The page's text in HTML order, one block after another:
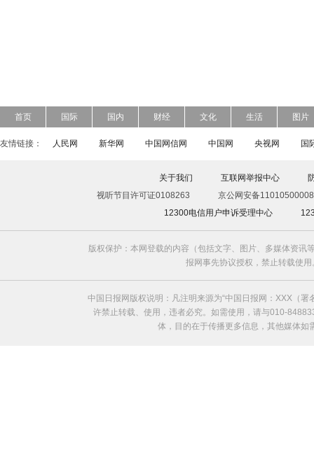
首页 国际 国内 财经 文化 生活 图片
友情链接： 人民网 新华网 中国网信网 中国网 央视网 国
关于我们 互联网举报中心
视听节目许可证0108263
京公网安备
12300电信用户申诉受理中心
版权保护：本网登载的内容（包括文字、图片、多媒体资
报网事先协议授权，禁止转载使
中国日报网版权说明：凡注明来源为“中国日报网：XXX（
许禁止转载、使用，违者必究。如需使用，请与010-
体，目的在于传播更多信息，其他媒体